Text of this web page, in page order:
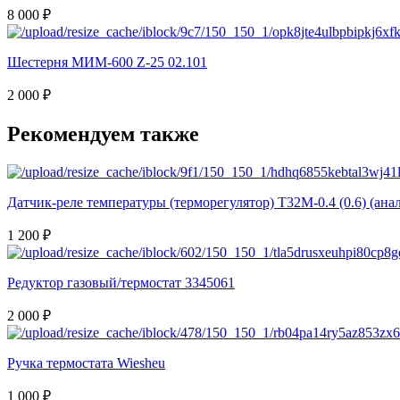
8 000 ₽
Шестерня МИМ-600 Z-25 02.101
2 000 ₽
Рекомендуем также
Датчик-реле температуры (терморегулятор) Т32М-0.4 (0.6)
1 200 ₽
Редуктор газовый/термостат 3345061
2 000 ₽
Ручка термостата Wiesheu
1 000 ₽